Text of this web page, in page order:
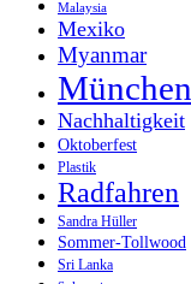
Malaysia
Mexiko
Myanmar
München
Nachhaltigkeit
Oktoberfest
Plastik
Radfahren
Sandra Hüller
Sommer-Tollwood
Sri Lanka